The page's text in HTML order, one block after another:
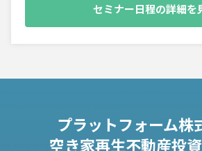
セミナー日程の詳細を
プラットフォーム株
空き家再生不動産投